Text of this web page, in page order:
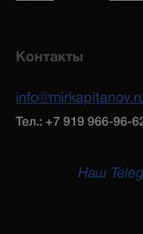
Контакты
Тел.: +7 919 966-96-
Наш